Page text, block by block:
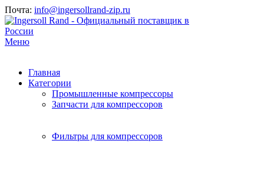
Почта: info@ingersollrand-zip.ru
Меню
Главная
Категории
Промышленные компрессоры
Запчасти для компрессоров
Фильтры для компрессоров